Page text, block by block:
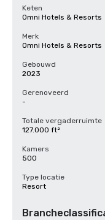
Keten
Omni Hotels & Resorts
Merk
Omni Hotels & Resorts
Gebouwd
2023
Gerenoveerd
-
Totale vergaderruimte
127.000 ft²
Kamers
500
Type locatie
Resort